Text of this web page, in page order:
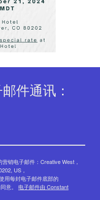
件通讯：
销电子邮件：Creative West，
US，
用每封电子邮件底部的
意。 电子邮件由 Constant